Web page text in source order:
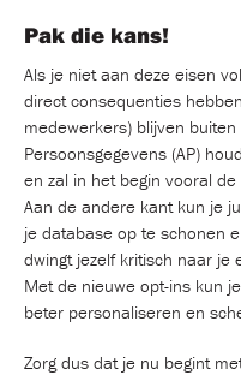
Pak die kans!
Als je niet aan deze eisen
direct consequenties
medewerkers) blijven
Persoonsgegevens (AP)
en zal in het begin vooral
Aan de andere kant kun je
je database op te schonen
dwingt jezelf kritisch naar je
Met de nieuwe opt-ins kun
beter personaliseren en
Zorg dus dat je nu begint